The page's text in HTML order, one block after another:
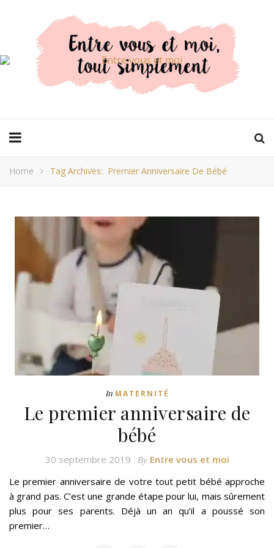
Home Tag Archives: Premier Anniversaire De Bébé
In MATERNITÉ
Le premier anniversaire de
bébé
30 septembre 2019 By Entre vous et moi
Le premier anniversaire de votre tout petit bébé approche
à grand pas. C’est une grande étape pour lui, mais sûrement
plus pour ses parents. Déjà un an qu’il a poussé son
premier…